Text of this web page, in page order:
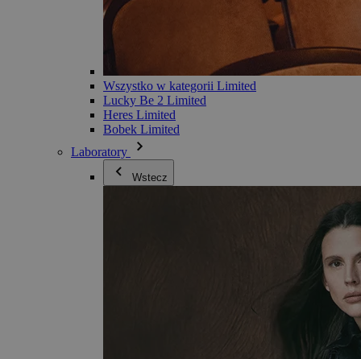
Wszystko w kategorii Limited
Lucky Be 2 Limited
Heres Limited
Bobek Limited
Laboratory
Wstecz